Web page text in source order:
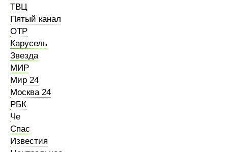
ТВЦ
Пятый канал
ОТР
Карусель
Звезда
МИР
Мир 24
Москва 24
РБК
Че
Спас
Известия